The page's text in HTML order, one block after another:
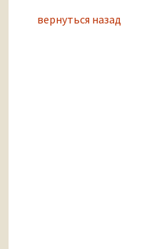
вернуться назад